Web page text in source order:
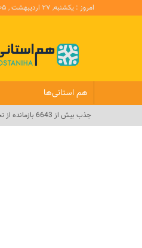
امروز : یکشنبه, ۲۷ اردیبهشت , ۱۴۰۵
هم استانی‌ها
جذب بیش از 6643 بازمانده از تحصیل در استان کرمان_